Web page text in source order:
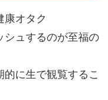
康オタク
シュするのが至福の
に生で観覧するこ